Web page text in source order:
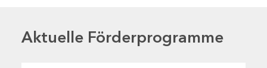
Aktuelle Förderprogramme